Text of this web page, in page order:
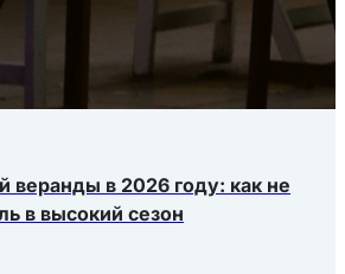
веранды в 2026 году: как не
в высокий сезон